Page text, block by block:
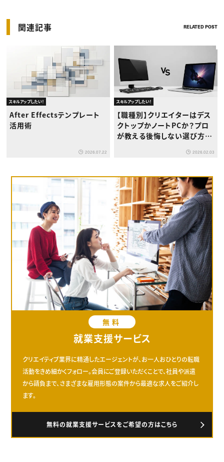
関連記事 RELATED POST
スキルアップしたい！
After Effectsテンプレート
活用術
2026.07.22
スキルアップしたい！
【職種別】クリエイターはデス
クトップかノートPCか？プロ
が教える後悔しない選び方と
2026.02.03
無料
就業支援サービス
クリエイティブ業界に精通したエージェントが、お一人おひとりの転職
活動をきめ細かくフォロー。会員にご登録いただくことで、社員や派遣
から請負まで、さまざまな雇用形態の案件から最適な求人をご紹介し
ます。
無料の就業支援サービスをご希望の方はこちら